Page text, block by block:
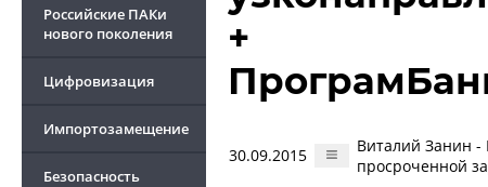
Российские ПАКи
нового поколения
Цифровизация
Импортозамещение
Безопасность
+
30.09.2015
Виталий Занин -
просроченной